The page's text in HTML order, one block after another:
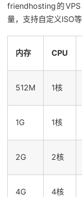
friendhosting的
量，支持自定义ISO等
内存 CPU
512M 1核
1G 1核
2G 2核
4G 4核